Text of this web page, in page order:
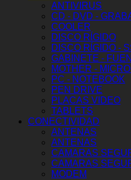
ANTIVIRUS
CD - DVD -
COOLER
DISCO RÍGIDO
DISCO RÍGIDO -
GABINETE -
MOTHER -
PC - NOTEBOOK
PEN DRIVE
PLACAS VIDEO
TABLETS
CONECTIVIDAD
ANTENAS
ANTENAS
CAMARAS
CAMARAS
MODEM